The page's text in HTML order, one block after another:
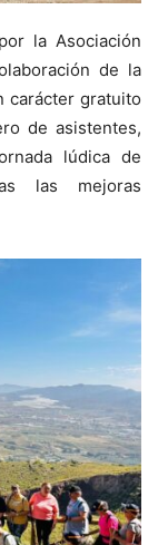
la Asociación
de la
carácter gratuito
de asistentes,
lúdica de
las mejoras